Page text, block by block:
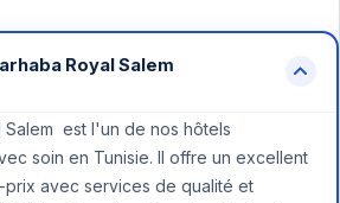
Royal Salem
Salem est l'un de nos hôtels
soin en Tunisie. Il offre un excellent
avec services de qualité et